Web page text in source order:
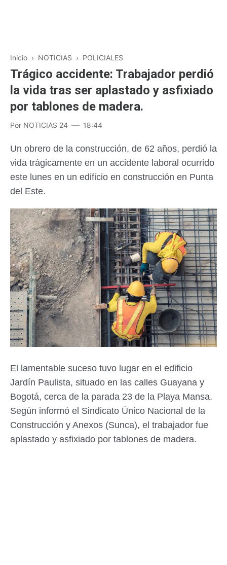
Inicio › NOTICIAS › POLICIALES
Trágico accidente: Trabajador perdió
la vida tras ser aplastado y asfixiado
por tablones de madera.
Por NOTICIAS 24 18:44
Un obrero de la construcción, de 62 años, perdió la
vida trágicamente en un accidente laboral ocurrido
este lunes en un edificio en construcción en Punta
del Este.
El lamentable suceso tuvo lugar en el edificio
Jardín Paulista, situado en las calles Guayana y
Bogotá, cerca de la parada 23 de la Playa Mansa.
Según informó el Sindicato Único Nacional de la
Construcción y Anexos (Sunca), el trabajador fue
aplastado y asfixiado por tablones de madera.